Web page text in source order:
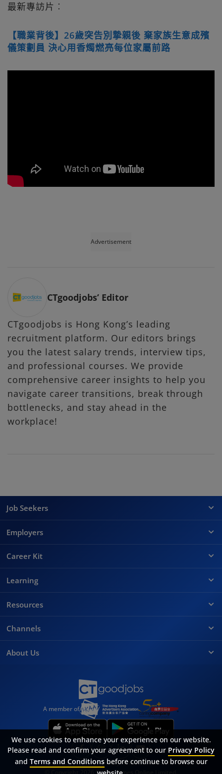
最新專訪片︰
【職業背後】26歲突告別摯親後 棄家族生意成殯
儀策劃員 決心用香燭燃亮每位家屬前路
Advertisement
CTgoodjobs’ Editor
CTgoodjobs is Hong Kong’s leading
recruitment platform. Our editors brings
you the latest salary trends, interview tips,
and professional courses. We provide
comprehensive career insights to help you
navigate career transitions, break through
bottlenecks, and stay ahead in the
workplace!
Job Seekers
Employers
Career Kit
Learning
Resources
Channels
About Us
A member of
© Copyright 2026 Career Times Online Limited.
SitemapFAQPrivacy PolicyTerms & Conditions
We use cookies to enhance your experience on our website.
Please read and confirm your agreement to our Privacy Policy
and Terms and Conditionsbefore continue to browse our